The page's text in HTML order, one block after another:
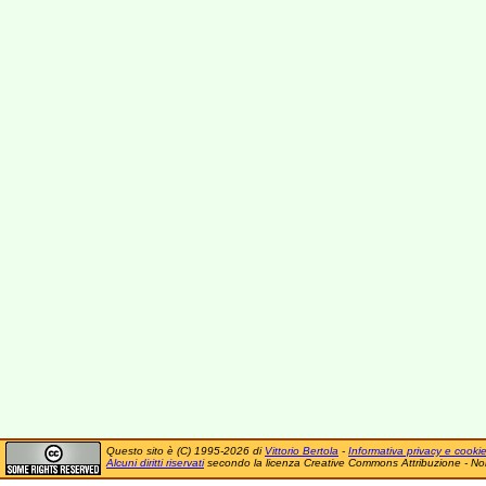
Questo sito è (C) 1995-2026 di Vittorio Bertola - Informativa privacy e cookie
Alcuni diritti riservatisecondo la licenza Creative Commons Attribuzione -